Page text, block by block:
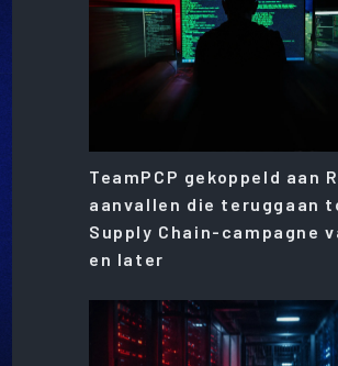
TeamPCP gekoppeld aan
aanvallen die teruggaan
Supply Chain-campagne
en later